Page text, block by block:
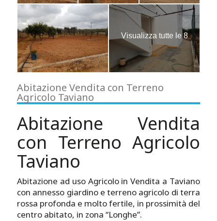
Visualizza tutte le 8
Abitazione Vendita con Terreno
Agricolo Taviano
Abitazione Vendita
con Terreno Agricolo
Taviano
Abitazione ad uso Agricolo in Vendita a Taviano
con annesso giardino e terreno agricolo di terra
rossa profonda e molto fertile, in prossimità del
centro abitato, in zona “Longhe”.